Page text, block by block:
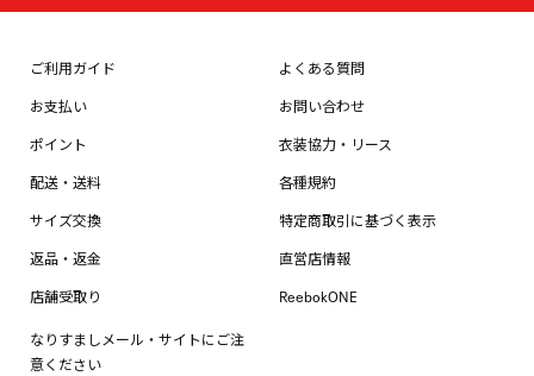
ご利用ガイド
お支払い
ポイント
配送・送料
サイズ交換
返品・返金
店舗受取り
なりすましメール・サイトにご注
意ください
よくある質問
お問い合わせ
衣装協力・リース
各種規約
特定商取引に基づく表示
直営店情報
ReebokONE